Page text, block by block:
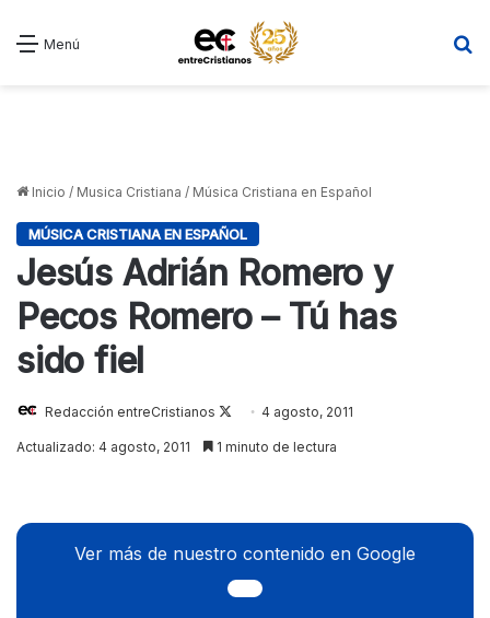
Menú
Inicio / Musica Cristiana / Música Cristiana en Español
MÚSICA CRISTIANA EN ESPAÑOL
Jesús Adrián Romero y
Pecos Romero – Tú has
sido fiel
Redacción entreCristianos
Follow
on
4 agosto, 2011
Actualizado: 4 agosto, 2011 1 minuto de lectura
Ver más de nuestro contenido en Google